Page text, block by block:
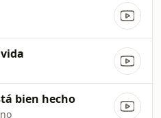
bien hecho